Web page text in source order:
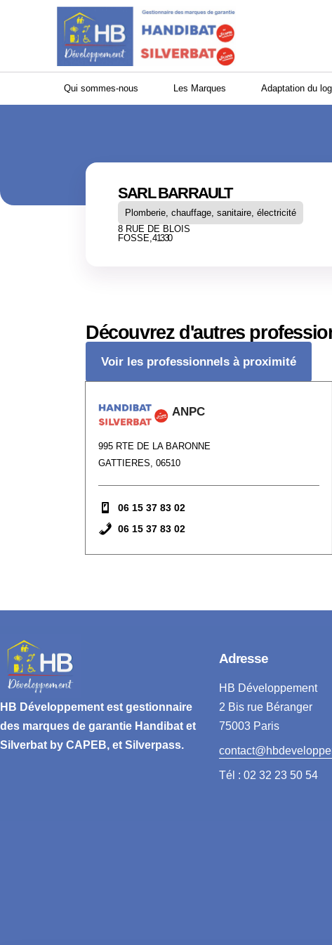
Panneau de gestion des cookies
Qui sommes-nous Les Marques Adaptation du
SARL BARRAULT
Plomberie, chauffage, sanitaire, électricité
8 RUE DE BLOIS
FOSSE, 41330
Découvrez d'autres
Voir les professionnels à proximité
ANPC
995 RTE DE LA BARONNE
GATTIERES, 06510
06 15 37 83 02
06 15 37 83 02
HB Développement est gestionnaire
des marques de garantie Handibat et
Silverbat by CAPEB, et Silverpass.
Adresse
HB Développement
2 Bis rue Béranger
75003 Paris
Tél : 02 32 23 50 54